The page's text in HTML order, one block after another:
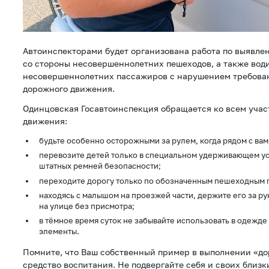
Автоинспекторами будет организована работа по
со стороны несовершеннолетних пешеходов, а также
несовершеннолетних пассажиров с нарушением
дорожного движения.
Одинцовская Госавтоинспекция обращается ко всем
движения:
будьте особенно осторожными за рулем, когда рядом с
перевозите детей только в специальном удерживающем
штатных ремней безопасности;
переходите дорогу только по обозначенным пешеходным
находясь с малышом на проезжей части, держите его за
на улице без присмотра;
в тёмное время суток не забывайте использовать в
элементы.
Помните, что Ваш собственный пример в выполнении
средство воспитания. Не подвергайте себя и своих